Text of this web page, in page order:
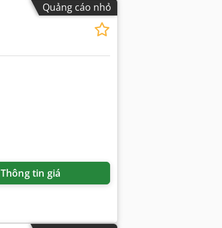
Quảng cáo nhỏ
Thông tin giá